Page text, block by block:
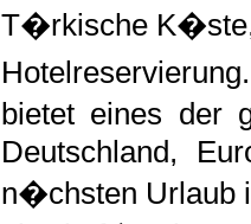
T�rkische
bietet eines der
Deutschland,
n�chsten Urlaub